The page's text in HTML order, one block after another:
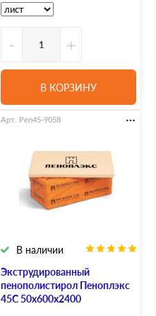
- +
В КОРЗИНУ
Экструдированный
пенополистирол Пеноплэкс
45С 50х600х2400
В наличии
Арт. Pen45-9058